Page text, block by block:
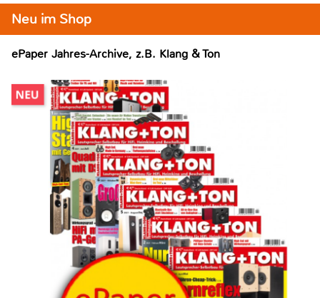
Neu im Shop
ePaper Jahres-Archive, z.B. Klang & Ton